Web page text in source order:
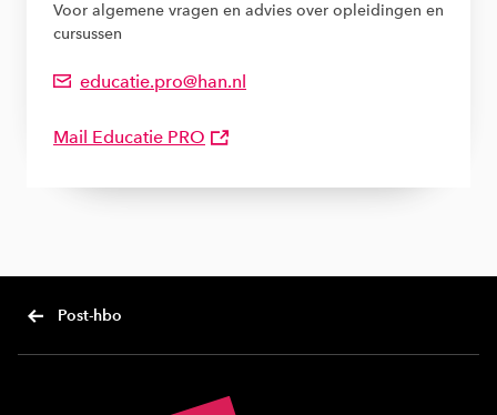
Voor algemene vragen en advies over opleidingen en
cursussen
educatie.pro@han.nl
Emailadres van Bureau LLO
Mail Educatie PRO
Post-hbo